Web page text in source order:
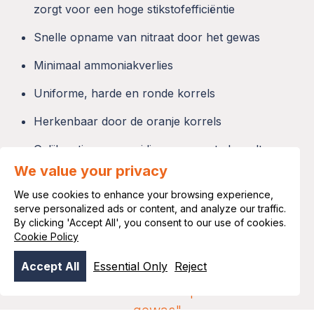
zorgt voor een hoge stikstofefficiëntie
Snelle opname van nitraat door het gewas
Minimaal ammoniakverlies
Uniforme, harde en ronde korrels
Herkenbaar door de oranje korrels
Gelijkmatige verspreiding over grote breedtes
(>50 meter)
Voorspelbaar effect voor goede
bemestingsresultaten
gewas"
We value your privacy
We use cookies to enhance your browsing experience,
serve personalized ads or content, and analyze our traffic.
By clicking 'Accept All', you consent to our use of cookies.
Cookie Policy
Accept All Essential Only Reject